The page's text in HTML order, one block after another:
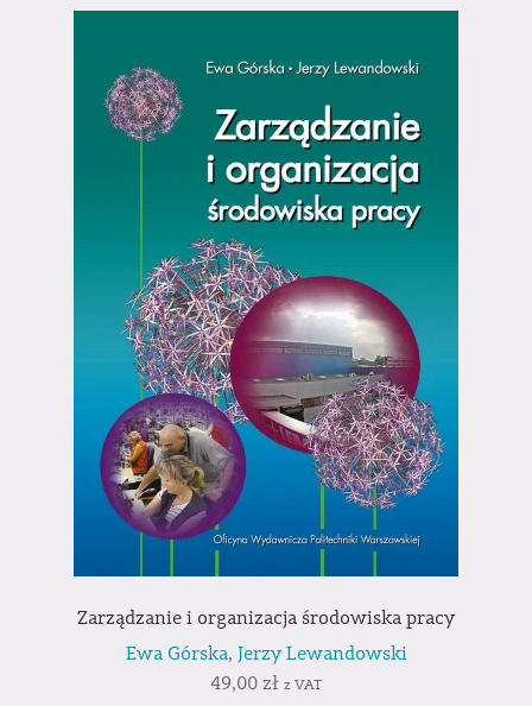
Zarządzanie i organizacja środowiska pracy
Ewa Górska, Jerzy Lewandowski
49,00 zł z VAT